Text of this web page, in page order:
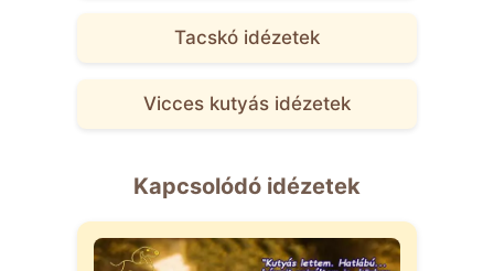
Tacskó idézetek
Vicces kutyás idézetek
Kapcsolódó idézetek